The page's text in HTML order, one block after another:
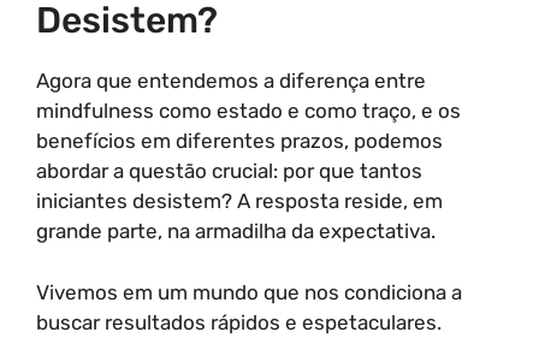
Desistem?
Agora que entendemos a diferença entre
mindfulness como estado e como traço, e os
benefícios em diferentes prazos, podemos
abordar a questão crucial: por que tantos
iniciantes desistem? A resposta reside, em
grande parte, na armadilha da expectativa.
Vivemos em um mundo que nos condiciona a
buscar resultados rápidos e espetaculares.